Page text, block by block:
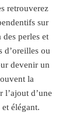
retrouverez
sur
des perles et
d’oreilles ou
devenir un
la
l’ajout d’une
élégant.